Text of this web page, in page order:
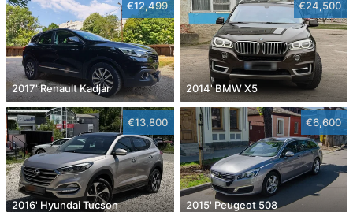
€12,499
2017' Renault Kadjar
€24,500
2014' BMW X5
€13,800
2016' Hyundai Tucson
€6,600
2015' Peugeot 508